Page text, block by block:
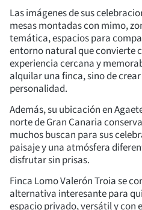
Las imágenes de sus
mesas montadas con mimo,
temática, espacios para
entorno natural que convierte
experiencia cercana y
alquilar una finca, sino de
personalidad.
Además, su ubicación en
norte de Gran Canaria
muchos buscan para sus
paisaje y una atmósfera
disfrutar sin prisas.
Finca Lomo Valerón Troia se
alternativa interesante para
espacio privado, versátil y con